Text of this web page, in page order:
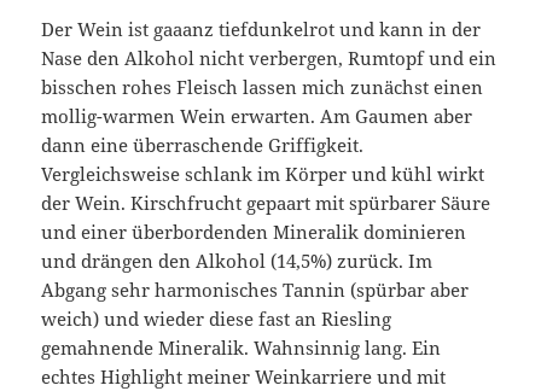
Der Wein ist gaaanz tiefdunkelrot und kann in der
Nase den Alkohol nicht verbergen, Rumtopf und ein
bisschen rohes Fleisch lassen mich zunächst einen
mollig-warmen Wein erwarten. Am Gaumen aber
dann eine überraschende Griffigkeit.
Vergleichsweise schlank im Körper und kühl wirkt
der Wein. Kirschfrucht gepaart mit spürbarer Säure
und einer überbordenden Mineralik dominieren
und drängen den Alkohol (14,5%) zurück. Im
Abgang sehr harmonisches Tannin (spürbar aber
weich) und wieder diese fast an Riesling
gemahnende Mineralik. Wahnsinnig lang. Ein
echtes Highlight meiner Weinkarriere und mit